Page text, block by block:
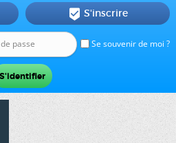
Se souvenir de moi ?
 S'inscrire